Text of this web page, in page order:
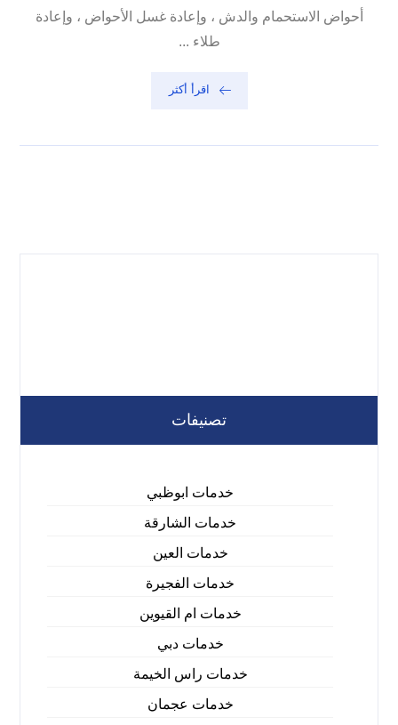
أحواض الاستحمام والدش ، وإعادة غسل الأحواض ، وإعادة
طلاء ...
اقرأ أكثر
تصنيفات
خدمات ابوظبي
خدمات الشارقة
خدمات العين
خدمات الفجيرة
خدمات ام القيوين
خدمات دبي
خدمات راس الخيمة
خدمات عجمان